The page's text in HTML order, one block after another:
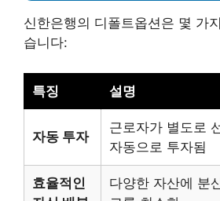
신한은행의 디폴트옵션은 몇 가
습니다:
특징 설명
자동 투자
근로자가 별도로
자동으로 투자됨
효율적인
다양한 자산에 분